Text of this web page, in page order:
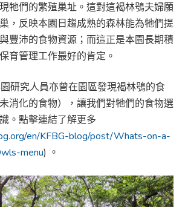
牠們的繁殖巢址。這對這褐林鴞夫婦願
，反映本園日趨成熟的森林能為牠們提
豐沛的食物資源；而這正是本園長期積
育管理工作最好的肯定。
研究人員亦曾在園區發現褐林鴞的食
消化的食物），讓我們對牠們的食物選
。點擊連結了解更多
en/KFBG-blog/post/Whats-on-a-
menu) 。